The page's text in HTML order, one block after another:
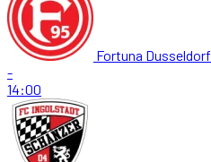
Fortuna Dusseldorf
-
14:00